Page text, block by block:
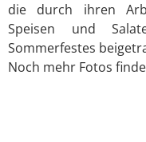
die durch ihren
Speisen und
Sommerfestes
Noch mehr Fotos